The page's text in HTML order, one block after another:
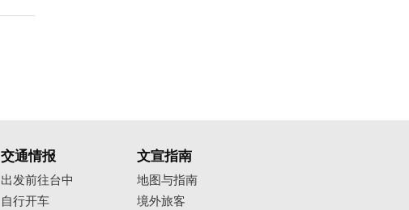
交通情报
出发前往台中
自行开车
文宣指南
地图与指南
境外旅客